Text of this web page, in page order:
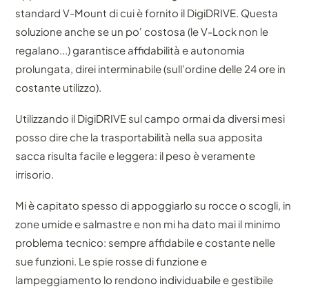
standard V-Mount di cui è fornito il DigiDRIVE. Questa
soluzione anche se un po' costosa (le V-Lock non le
regalano...) garantisce affidabilità e autonomia
prolungata, direi interminabile (sull’ordine delle 24 ore in
costante utilizzo).
Utilizzando il DigiDRIVE sul campo ormai da diversi mesi
posso dire che la trasportabilità nella sua apposita
sacca risulta facile e leggera: il peso è veramente
irrisorio.
Mi è capitato spesso di appoggiarlo su rocce o scogli, in
zone umide e salmastre e non mi ha dato mai il minimo
problema tecnico: sempre affidabile e costante nelle
sue funzioni. Le spie rosse di funzione e
lampeggiamento lo rendono individuabile e gestibile